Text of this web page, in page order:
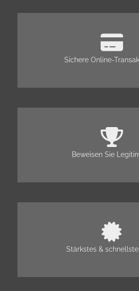
Sichere Online-
Beweisen Sie
Stärkstes &